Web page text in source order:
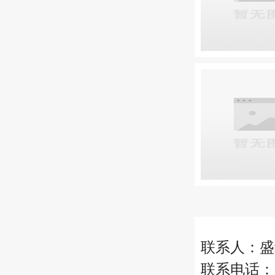
联系人：
联系电话